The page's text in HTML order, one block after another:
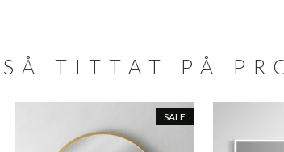
TITTAT PÅ
SALE